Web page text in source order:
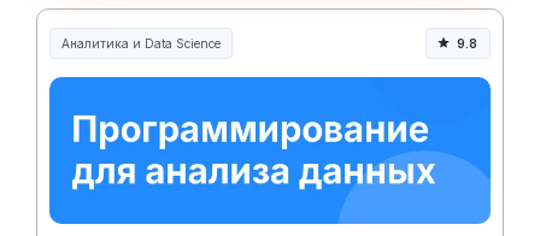
Аналитика и Data Science 9.8